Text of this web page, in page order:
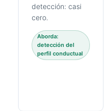
detección: casi
cero.
Aborda:
detección del
perfil conductual